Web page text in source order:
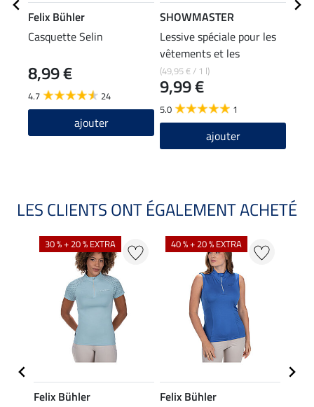
Felix Bühler
Casquette Selin
8,99 €
4.7 24
ajouter
SHOWMASTER
Lessive spéciale pour les
vêtements et les
pantalons d'équitation
(49,95 € / 1 l)
9,99 €
5.0 1
ajouter
LES CLIENTS ONT ÉGALEMENT ACHETÉ
30 % + 20 % EXTRA
Felix Bühler
40 % + 20 % EXTRA
Felix Bühler